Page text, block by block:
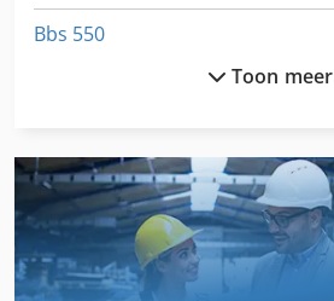
Bbs 550
Buigen Van Gereedschap
Combi Map
Combi Steamers
Toon meer